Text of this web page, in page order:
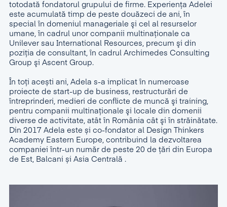
totodată fondatorul grupului de firme. Experienţa Adelei
este acumulată timp de peste douăzeci de ani, în
special în domeniul manageriale şi cel al resurselor
umane, în cadrul unor companii multinaţionale ca
Unilever sau International Resources, precum şi din
poziţia de consultant, în cadrul Archimedes Consulting
Group şi Ascent Group.
În toți acești ani, Adela s-a implicat în numeroase
proiecte de start-up de business, restructurări de
întreprinderi, medieri de conflicte de muncă şi training,
pentru companii multinaţionale şi locale din domenii
diverse de activitate, atât în România cât şi în străinătate.
Din 2017 Adela este și co-fondator al Design Thinkers
Academy Eastern Europe, contribuind la dezvoltarea
companiei într-un număr de peste 20 de țări din Europa
de Est, Balcani și Asia Centrală .